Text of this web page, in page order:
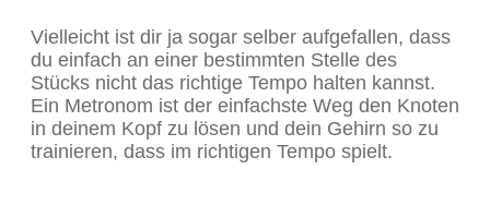
Vielleicht ist dir ja sogar selber aufgefallen, dass
du einfach an einer bestimmten Stelle des
Stücks nicht das richtige Tempo halten kannst.
Ein Metronom ist der einfachste Weg den Knoten
in deinem Kopf zu lösen und dein Gehirn so zu
trainieren, dass im richtigen Tempo spielt.